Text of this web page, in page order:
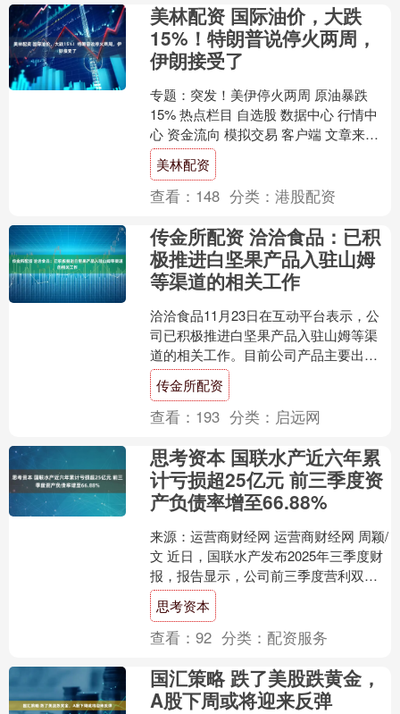
美林配资 国际油价，大跌
15%！特朗普说停火两周，
伊朗接受了
专题：突发！美伊停火两周 原油暴跌
15% 热点栏目 自选股 数据中心 行情中
心 资金流向 模拟交易 客户端 文章来
源：中新经纬 周三亚太早盘，WTI原油
跌幅持续....
美林配资
查看： 148 分类：港股配资
传金所配资 洽洽食品：已积
极推进白坚果产品入驻山姆
等渠道的相关工作
洽洽食品11月23日在互动平台表示，公
司已积极推进白坚果产品入驻山姆等渠
道的相关工作。目前公司产品主要出口
到泰国、越南、马来西亚、印度尼西
亚、美国、加拿大等国家....
传金所配资
查看： 193 分类： 启远网
思考资本 国联水产近六年累
计亏损超25亿元 前三季度资
产负债率增至66.88%
来源：运营商财经网 运营商财经网 周颖/
文 近日，国联水产发布2025年三季度财
报，报告显示，公司前三季度营利双双
下降，运营商财经网由此注意到了公司
的亏损情况。....
思考资本
查看：92 分类： 配资服务
国汇策略 跌了美股跌黄金，
A股下周或将迎来反弹